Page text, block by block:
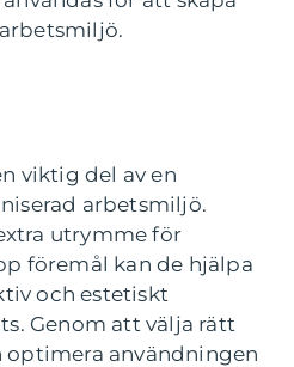
viktig del av en
arbetsmiljö.
utrymme för
föremål kan de hjälpa
och estetiskt
Genom att välja rätt
optimera användningen